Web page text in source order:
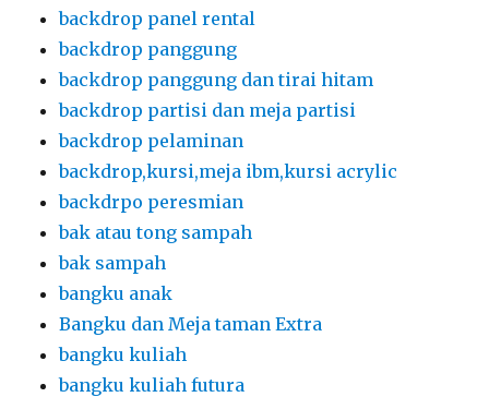
backdrop panel rental
backdrop panggung
backdrop panggung dan tirai hitam
backdrop partisi dan meja partisi
backdrop pelaminan
backdrop,kursi,meja ibm,kursi acrylic
backdrpo peresmian
bak atau tong sampah
bak sampah
bangku anak
Bangku dan Meja taman Extra
bangku kuliah
bangku kuliah futura